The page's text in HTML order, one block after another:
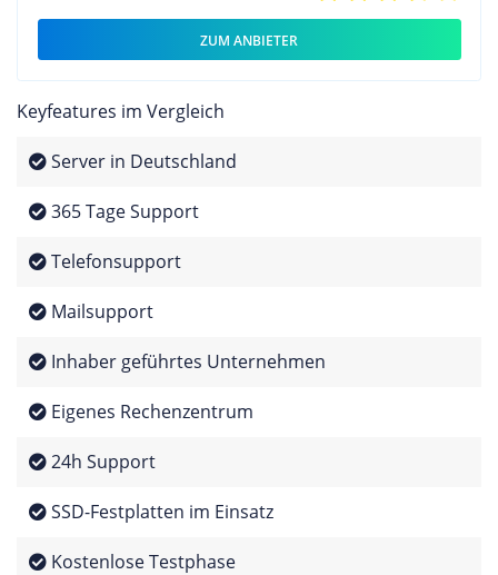
ZUM ANBIETER
Keyfeatures im Vergleich
Server in Deutschland
365 Tage Support
Telefonsupport
Mailsupport
Inhaber geführtes Unternehmen
Eigenes Rechenzentrum
24h Support
SSD-Festplatten im Einsatz
Kostenlose Testphase